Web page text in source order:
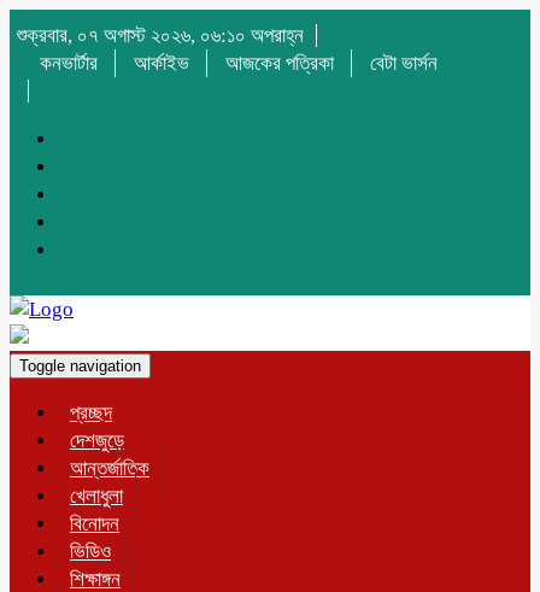
শুক্রবার, ০৭ অগাস্ট ২০২৬, ০৬:১০ অপরাহ্ন
কনভার্টার
আর্কাইভ আজকের পত্রিকা বেটা ভার্সন
Toggle navigation
প্রচ্ছদ
দেশজুড়ে
আন্তর্জাতিক
খেলাধুলা
বিনোদন
ভিডিও
শিক্ষাঙ্গন